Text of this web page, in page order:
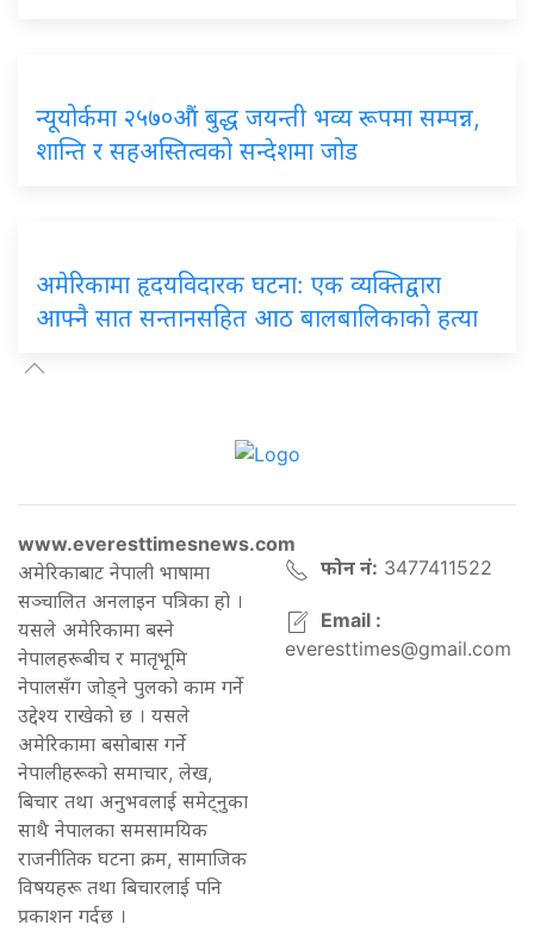
न्यूयोर्कमा २५७०औं बुद्ध जयन्ती भव्य रूपमा सम्पन्न,
शान्ति र सहअस्तित्वको सन्देशमा जोड
अमेरिकामा हृदयविदारक घटना: एक व्यक्तिद्वारा
आफ्नै सात सन्तानसहित आठ बालबालिकाको हत्या
www.everesttimesnews.com
अमेरिकाबाट नेपाली भाषामा
सञ्चालित अनलाइन पत्रिका हो ।
यसले अमेरिकामा बस्ने
नेपालहरूबीच र मातृभूमि
नेपालसँग जोड्ने पुलको काम गर्ने
उद्देश्य राखेको छ । यसले
अमेरिकामा बसोबास गर्ने
नेपालीहरूको समाचार, लेख,
बिचार तथा अनुभवलाई समेट्नुका
साथै नेपालका समसामयिक
राजनीतिक घटना क्रम, सामाजिक
विषयहरू तथा बिचारलाई पनि
प्रकाशन गर्दछ ।
फोन नं: 3477411522
Email :
everesttimes@gmail.com